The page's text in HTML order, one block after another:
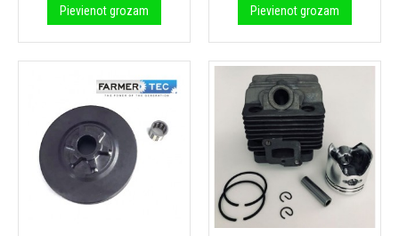
Pievienot grozam Pievienot grozam